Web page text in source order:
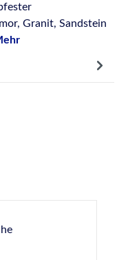
Granit, Sandstein